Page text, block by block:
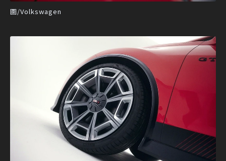
圖/Volkswagen